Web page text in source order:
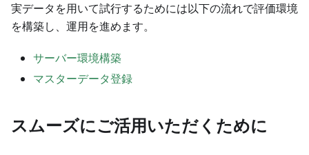
実データを用いて試行するためには以下の流れで評価環境
を構築し、運用を進めます。
サーバー環境構築
マスターデータ登録
スムーズにご活用いただくために